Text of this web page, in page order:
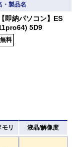
製品名
即納パソコン】ES
5D9
料
モリ 液晶/解像度